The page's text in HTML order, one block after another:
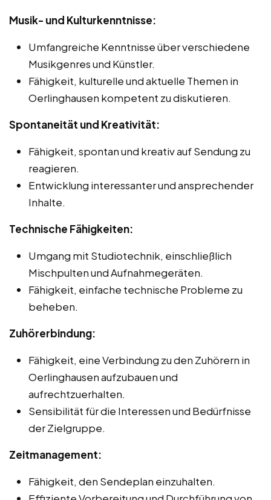
Musik- und Kulturkenntnisse:
Umfangreiche Kenntnisse über verschiedene
Musikgenres und Künstler.
Fähigkeit, kulturelle und aktuelle Themen in
Oerlinghausen kompetent zu diskutieren.
Spontaneität und Kreativität:
Fähigkeit, spontan und kreativ auf Sendung zu
reagieren.
Entwicklung interessanter und ansprechender
Inhalte.
Technische Fähigkeiten:
Umgang mit Studiotechnik, einschließlich
Mischpulten und Aufnahmegeräten.
Fähigkeit, einfache technische Probleme zu
beheben.
Zuhörerbindung:
Fähigkeit, eine Verbindung zu den Zuhörern in
Oerlinghausen aufzubauen und
aufrechtzuerhalten.
Sensibilität für die Interessen und Bedürfnisse
der Zielgruppe.
Zeitmanagement:
Fähigkeit, den Sendeplan einzuhalten.